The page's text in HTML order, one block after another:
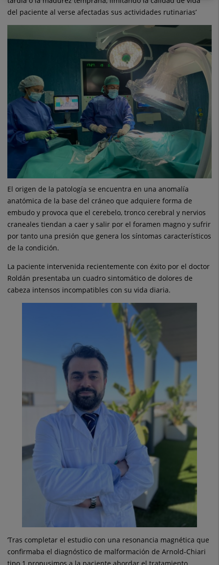
del paciente al verse afectadas sus actividades rutinarias’
El origen de la patología se encuentra en una anomalía
anatómica de la base del cráneo que adquiere forma de
embudo y provoca que el cerebelo, tronco cerebral y nervios
craneales tiendan a caer y salir por el foramen magno y sufrir
por tanto una presión que genera los síntomas característicos
de la condición.
La paciente intervenida recientemente con éxito por el doctor
Roldán presentaba un cuadro sintomático de dolores de
cabeza intensos incompatibles con su vida diaria.
‘Tras completar el estudio con una resonancia magnética que
confirmaba el diagnóstico de malformación de Arnold-Chiari